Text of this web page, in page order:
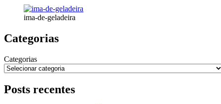
ima-de-geladeira
Categorias
Categorias
Posts recentes